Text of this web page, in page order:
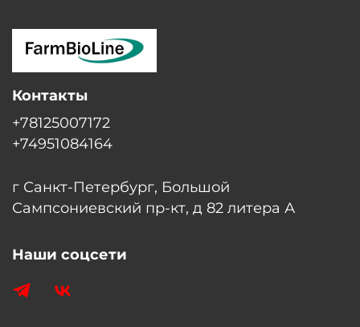
Контакты
+78125007172
+74951084164
г Санкт-Петербург, Большой
Сампсониевский пр-кт, д 82 литера А
Наши соцсети